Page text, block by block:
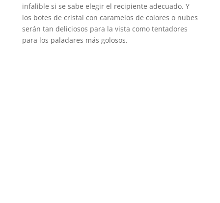
infalible si se sabe elegir el recipiente adecuado. Y
los botes de cristal con caramelos de colores o nubes
serán tan deliciosos para la vista como tentadores
para los paladares más golosos.